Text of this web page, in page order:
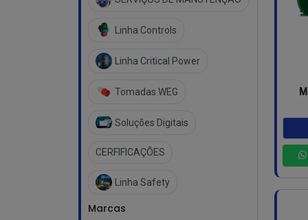
Linha Controls
Linha Critical Power
Tomadas WEG
Soluções Digitais
CERFIFICAÇÕES
Linha Safety
Marcas